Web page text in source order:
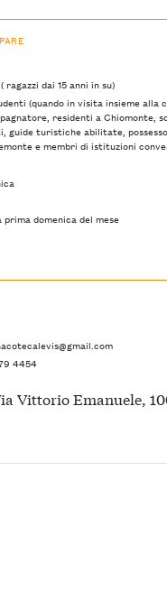
dai 15 anni in su)
(quando in visita insieme alla
residenti a Chiomonte,
guide turistiche abilitate,
e membri di istituzioni
domenica del mese
4454
Vittorio Emanuele,